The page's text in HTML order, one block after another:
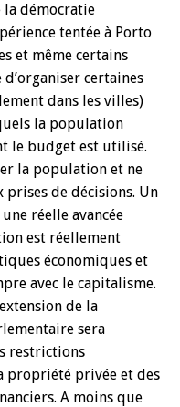
la démocratie
tentée à Porto
et même certains
certaines
dans les villes)
la population
le budget est utilisé.
la population et ne
de décisions. Un
réelle avancée
est réellement
économiques et
avec le capitalisme.
de la
sera
restrictions
propriété privée et des
A moins que